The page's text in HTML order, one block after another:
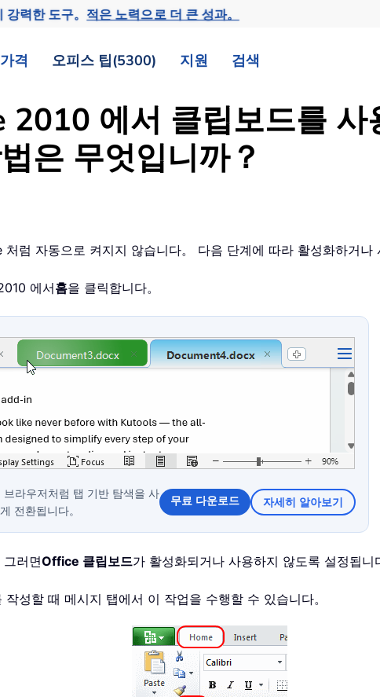
력한 도구。 적은 노력으로 더 큰 성과。
가격 오피스 팁(5300) 지원 검색
에서 클립보드를 사
은 무엇입니까？
럼 자동으로 켜지지 않습니다。 다음 단계에 따라 활성화하거
에서홈을 클릭합니다。
라우저처럼 탭 기반 탐색을 사
전환됩니다。
무료 다운로드 자세히 알아보기
러면Office 클립보드가 활성화되거나 사용하지 않도록 설정됩니
성할 때 메시지 탭에서 이 작업을 수행할 수 있습니다。